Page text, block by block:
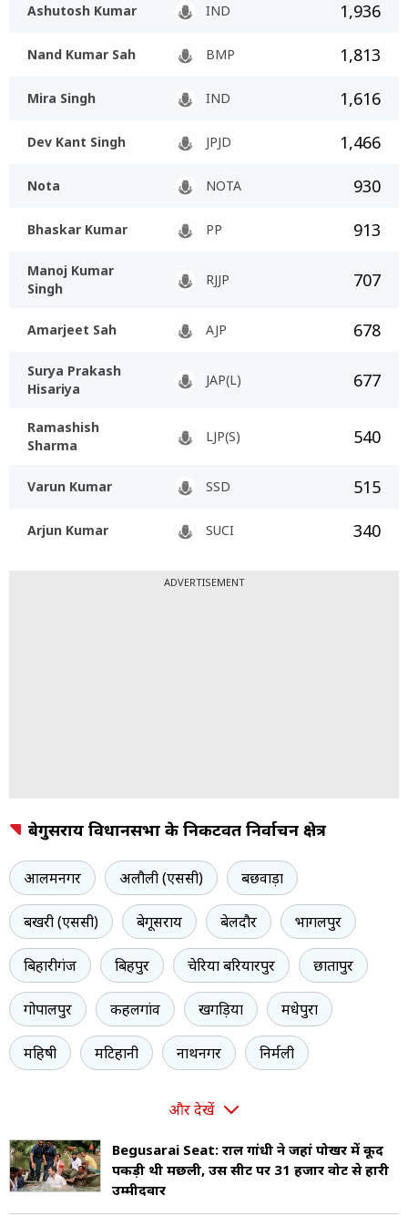
Ashutosh Kumar IND 1,936
Nand Kumar Sah BMP 1,813
Mira Singh IND 1,616
Dev Kant Singh JPJD 1,466
Nota NOTA 930
Bhaskar Kumar PP 913
Manoj Kumar
Singh
RJJP 707
Amarjeet Sah AJP 678
Surya Prakash
Hisariya
JAP(L) 677
Ramashish
Sharma
LJP(S) 540
Varun Kumar SSD 515
Arjun Kumar SUCI 340
ADVERTISEMENT
बेगुसराय विधानसभा के निकटवर्ती निर्वाचन क्षेत्र
आलमनगर अलौली (एससी) बछवाड़ा
बखरी (एससी) बेगूसराय बेलदौर भागलपुर
बिहारीगंज बिहपुर चेरिया बरियारपुर छातापुर
गोपालपुर कहलगांव खगड़िया मधेपुरा
महिषी मटिहानी नाथनगर निर्मली
और देखें
Begusarai Seat: राहुल गांधी ने जहां पोखर में कूद
पकड़ी थी मछली, उस सीट पर 31 हजार वोट से हारी
उम्मीदवार